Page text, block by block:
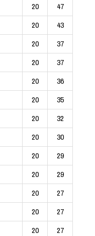
20
47
20
43
20
37
20
37
20
36
20
35
20
32
20
30
20
29
20
29
20
27
20
27
20
27